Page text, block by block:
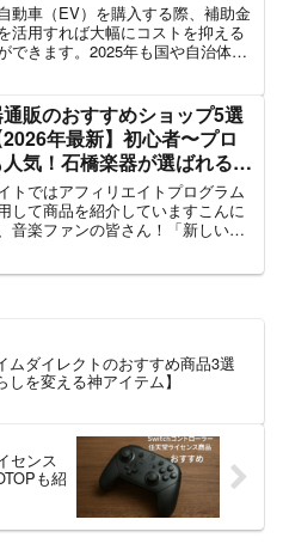
動車（EV）を購入する際、補助金
活用すれば大幅にコストを抑える
できます。2025年も国や自治体か
、対象車種、申請方法、注意点を
解説しま...
販のおすすめショップ5選
2026年最新】初心者〜プロ
気！石橋楽器が選ばれる理
？
トではアフィリエイトプログラム
して商品を紹介していますこんに
音楽ファンの皆さん！「新しい楽
ムダイレクトのおすすめ商品3選
しを変える神アイテム】
センス
も紹